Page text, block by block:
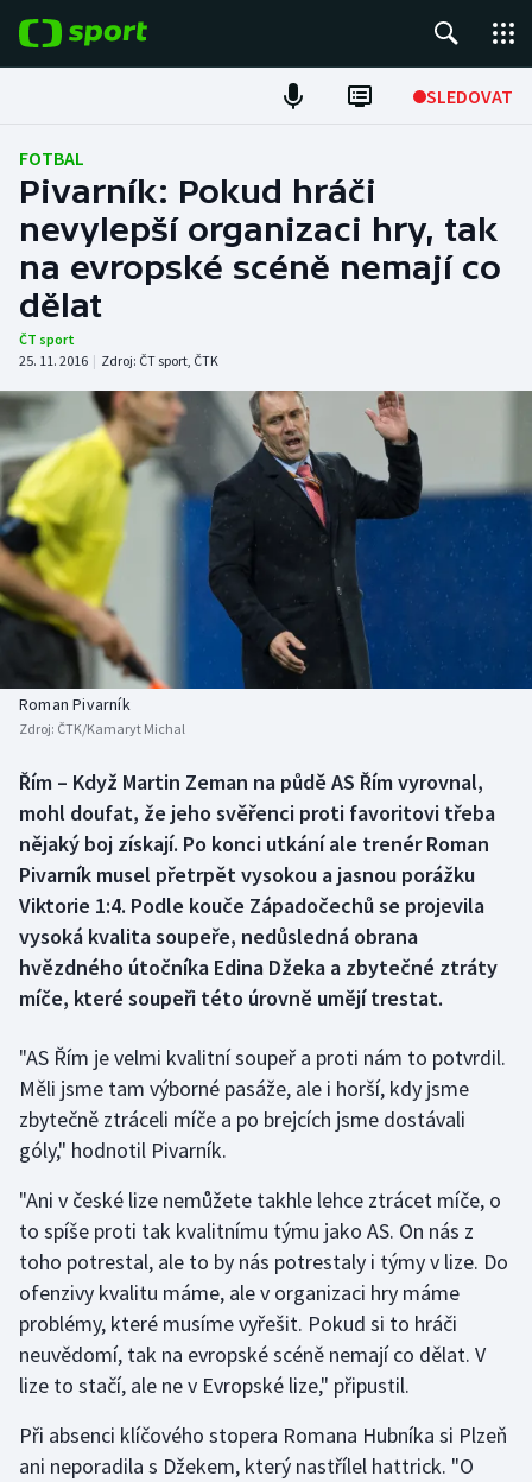
SLEDOVAT
Fotbal
Hokej
Tenis
Atletika
DALŠÍ SPORTY
Americký fotbal
Baseball a softbal
Basketbal
Biatlon
Boby a skeleton
Box
Curling
Florbal
Futsal
Golf
Gymnastika
Jezdectví
Judo
Krasobruslení
Lyže a snowboard
NEPŘEHLÉDNĚTE
Soutěže
Historické návraty
Aplikace ČT sport
AZ kvíz
FOTBAL
Pivarník: Pokud hráči
nevylepší organizaci hry, tak
na evropské scéně nemají co
dělat
ČT sport
25. 11. 2016 | Zdroj: ČT sport, ČTK
Roman Pivarník
Zdroj: ČTK/Kamaryt Michal
Řím – Když Martin Zeman na půdě AS Řím vyrovnal,
mohl doufat, že jeho svěřenci proti favoritovi třeba
nějaký boj získají. Po konci utkání ale trenér Roman
Pivarník musel přetrpět vysokou a jasnou porážku
Viktorie 1:4. Podle kouče Západočechů se projevila
vysoká kvalita soupeře, nedůsledná obrana
hvězdného útočníka Edina Džeka a zbytečné ztráty
míče, které soupeři této úrovně umějí trestat.
"AS Řím je velmi kvalitní soupeř a proti nám to potvrdil.
Měli jsme tam výborné pasáže, ale i horší, kdy jsme
zbytečně ztráceli míče a po brejcích jsme dostávali
góly," hodnotil Pivarník.
"Ani v české lize nemůžete takhle lehce ztrácet míče, o
to spíše proti tak kvalitnímu týmu jako AS. On nás z
toho potrestal, ale to by nás potrestaly i týmy v lize. Do
ofenzivy kvalitu máme, ale v organizaci hry máme
problémy, které musíme vyřešit. Pokud si to hráči
neuvědomí, tak na evropské scéně nemají co dělat. V
lize to stačí, ale ne v Evropské lize," připustil.
Při absenci klíčového stopera Romana Hubníka si Plzeň
ani neporadila s Džekem, který nastřílel hattrick. "O